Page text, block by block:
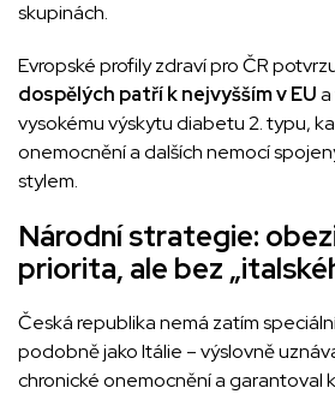
skupinách.
Evropské profily zdraví pro ČR
dospělých patří k nejvyšším v EU
vysokému výskytu diabetu 2. typu,
onemocnění a dalších nemocí
stylem.
Národní strategie:
priorita, ale bez
Česká republika nemá zatím
podobně jako Itálie – výslovně
chronické onemocnění a garantoval